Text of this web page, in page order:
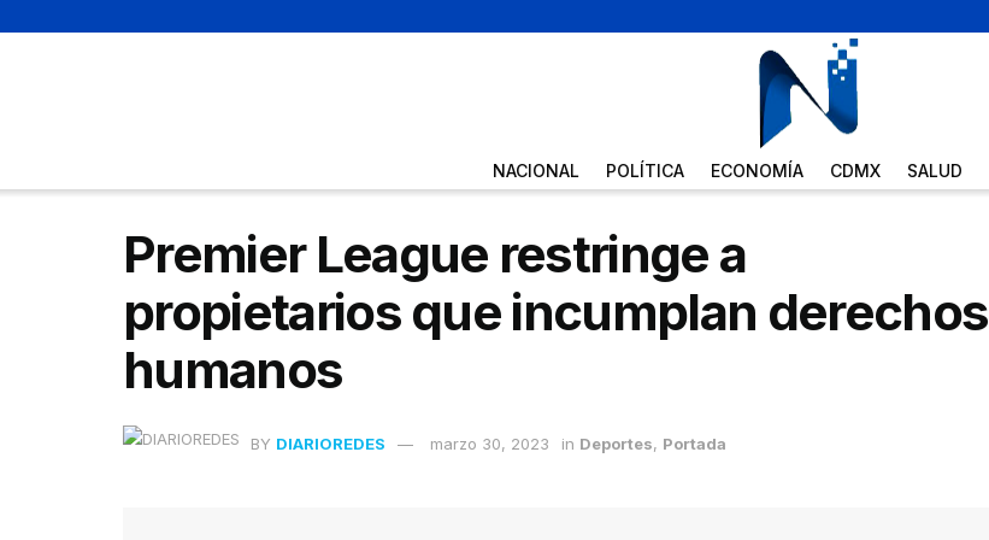
NACIONAL POLÍTICA ECONOMÍA CDMX SALUD
Premier League restringe a
propietarios que incumplan derechos
humanos
BY DIARIOREDES marzo 30, 2023 in Deportes, Portada